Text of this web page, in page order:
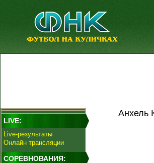
LIVE:
Live-результаты
Онлайн трансляции
СОРЕВНОВАНИЯ:
Анхель